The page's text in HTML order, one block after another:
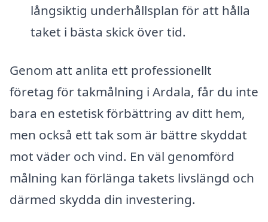
långsiktig underhållsplan för att hålla
taket i bästa skick över tid.
Genom att anlita ett professionellt
företag för takmålning i Ardala, får du inte
bara en estetisk förbättring av ditt hem,
men också ett tak som är bättre skyddat
mot väder och vind. En väl genomförd
målning kan förlänga takets livslängd och
därmed skydda din investering.